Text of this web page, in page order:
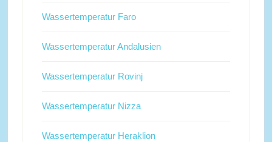
Wassertemperatur Faro
Wassertemperatur Andalusien
Wassertemperatur Rovinj
Wassertemperatur Nizza
Wassertemperatur Heraklion